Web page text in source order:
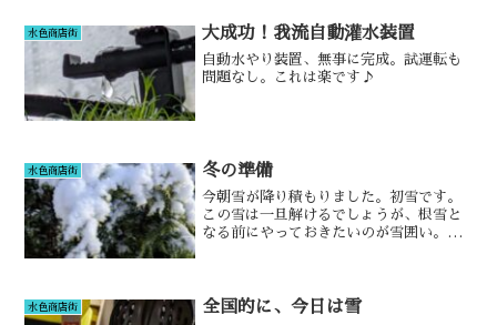
水色商店街 大成功！我流自動灌水装置
自動水やり装置、無事に完成。試運転も
問題なし。これは楽です♪
水色商店街 冬の準備
今朝雪が降り積もりました。初雪です。
この雪は一旦解けるでしょうが、根雪と
なる前にやっておきたいのが雪囲い。そ
水色商店街 全国的に、今日は雪